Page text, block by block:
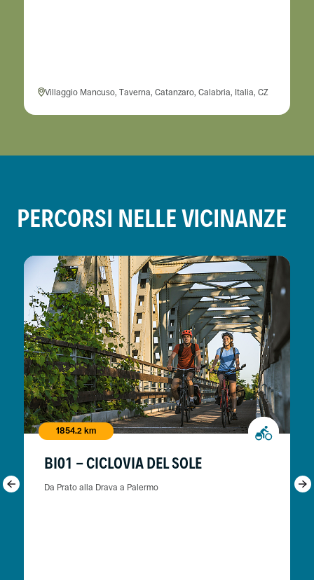
Villaggio Mancuso, Taverna, Catanzaro, Calabria, Italia, CZ
PERCORSI NELLE VICINANZE
1854.2 km
BI01 - CICLOVIA DEL SOLE
Da Prato alla Drava a Palermo